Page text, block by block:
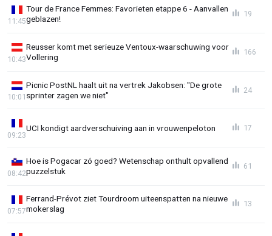
Tour de France Femmes: Favorieten etappe 6 - Aanvallen
geblazen!
11:45
19
Reusser komt met serieuze Ventoux-waarschuwing voor
Vollering
10:43
166
Picnic PostNL haalt uit na vertrek Jakobsen: "De grote
sprinter zagen we niet"
10:01
24
UCI kondigt aardverschuiving aan in vrouwenpeloton
09:23
17
Hoe is Pogacar zó goed? Wetenschap onthult opvallend
puzzelstuk
08:42
61
Ferrand-Prévot ziet Tourdroom uiteenspatten na nieuwe
mokerslag
07:57
13